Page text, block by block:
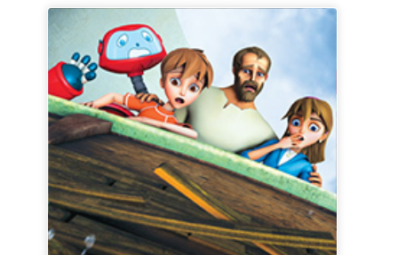
Dumnezeu își ține întotdeauna
promisiunile.
Verset:„Când voi strânge nori deasupra
pământului, curcubeul se va arăta în nor; şi Eu Îmi
voi aduce aminte de legământul dintre Mine şi
voi şi dintre toate vieţuitoarele de orice trup; şi
apele nu se vor mai face un potop, ca să
nimicească orice făptură.”Geneza 9:14-15 (VDC)
având încredere în Dumnezeu.
LECȚIA 1 IOV ARE ÎNCREDERE ÎN
DUMNEZEU
Adevăr biblic:Când vin necazurile, pot avea
încredere în Dumnezeu.
Verset:El a spus: „V-am spus aceste lucruri ca să
aveţi pace în Mine. În lume veţi avea necazuri; dar
îndrăzniţi, Eu am biruit lumea.”Ioan 16:33 (VDC)
LECȚIA 2: PREZENȚA LUI DUMNEZEU
Adevăr biblic:Dumnezeu este întotdeauna cu